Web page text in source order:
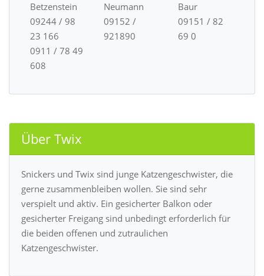
Betzenstein
09244 / 98
23 166
0911 / 78 49
608
Neumann
09152 /
921890
Baur
09151 / 82
69 0
Über Twix
Snickers und Twix sind junge Katzengeschwister, die
gerne zusammenbleiben wollen. Sie sind sehr
verspielt und aktiv. Ein gesicherter Balkon oder
gesicherter Freigang sind unbedingt erforderlich für
die beiden offenen und zutraulichen
Katzengeschwister.